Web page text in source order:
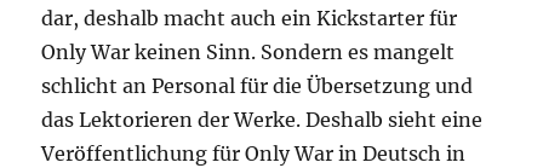
dar, deshalb macht auch ein Kickstarter für
Only War keinen Sinn. Sondern es mangelt
schlicht an Personal für die Übersetzung und
das Lektorieren der Werke. Deshalb sieht eine
Veröffentlichung für Only War in Deutsch in